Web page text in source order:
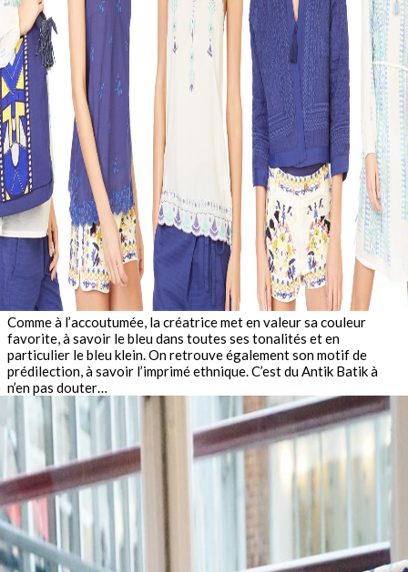
Comme à l’accoutumée, la créatrice met en valeur sa couleur
favorite, à savoir le bleu dans toutes ses tonalités et en
particulier le bleu klein. On retrouve également son motif de
prédilection, à savoir l’imprimé ethnique. C’est du Antik Batik à
n’en pas douter…